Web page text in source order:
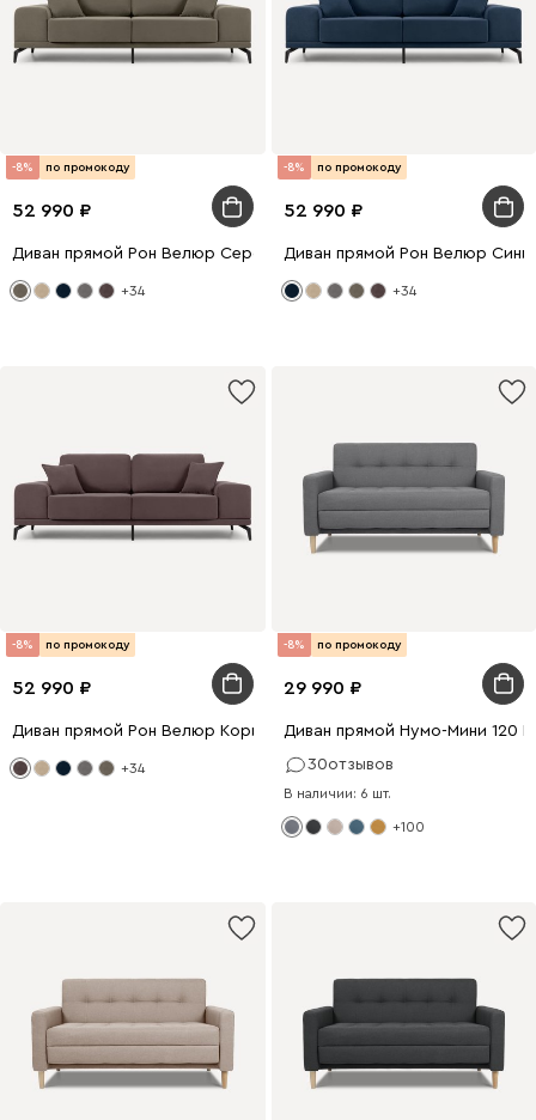
-8% по промокоду
52 990
Диван прямой Рон Велюр Серо-зеленый
+34
-8% по промокоду
52 990
Диван прямой Рон Велюр
+34
-8% по промокоду
52 990
Диван прямой Рон Велюр Коричневый
+34
-8% по промокоду
29 990
Диван прямой Нумо-Мини 120
30отзывов
В наличии: 6 шт.
+100